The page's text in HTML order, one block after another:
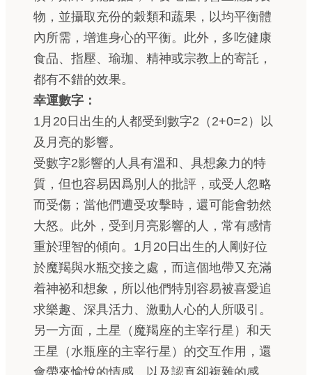
物，並攝取充份的穀類和蔬果，以均平衡體
內所需，增進身心的平衡。此外，多吃健康
食品、指壓、瑜珈、精神或宗教上的寄託，
都有不錯的效果。
幸運數字：
1月20日出生的人都受到數字2（2+0=2）以
及月亮的影響。
受數字2影響的人具有溫和、具想象力的特
質，但也容易因爲別人的批評，或受人忽略
而受傷；當他們遭受攻擊時，還可能會勃然
大怒。此外，受到月亮影響的人，常有感情
重於理智的傾向。1月20日出生的人剛好位
於魔羯與水瓶交接之處，而這個地帶又充滿
着神祕和想象，所以他們特別容易被喜愛追
求樂趣、深具活力、激動人心的人所吸引。
另一方面，土星（魔羯座的主宰行星）和天
王星（水瓶座的主宰行星）的交互作用，還
會帶來愉悅的情感，以及認真卻複雜的感